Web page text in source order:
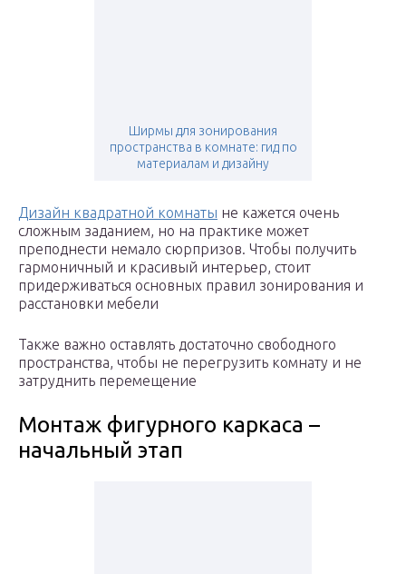
Ширмы для зонирования
пространства в комнате: гид по
материалам и дизайну
Дизайн квадратной комнаты не кажется очень
сложным заданием, но на практике может
преподнести немало сюрпризов. Чтобы получить
гармоничный и красивый интерьер, стоит
придерживаться основных правил зонирования и
расстановки мебели
Также важно оставлять достаточно свободного
пространства, чтобы не перегрузить комнату и не
затруднить перемещение
Монтаж фигурного каркаса –
начальный этап